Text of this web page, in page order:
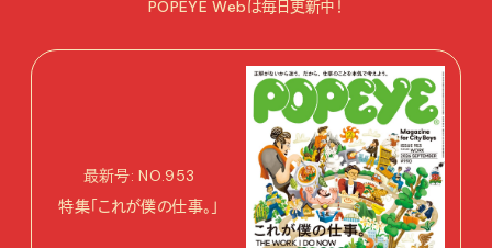
POPEYE Webは毎日更新中！
最新号: NO.953
特集「これが僕の仕事。」